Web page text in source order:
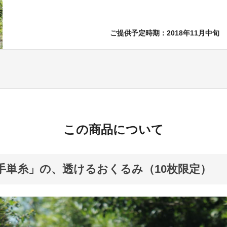
ご提供予定時期：2018年11月中旬
この商品について
単糸」の、透けるおくるみ（10枚限定）